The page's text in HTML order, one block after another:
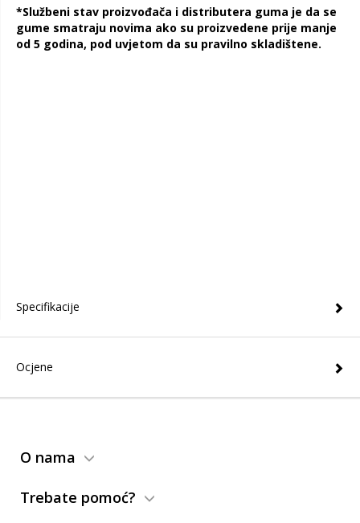
*Službeni stav proizvođača i distributera guma je da se
gume smatraju novima ako su proizvedene prije manje
od 5 godina, pod uvjetom da su pravilno skladištene.
Specifikacije
Ocjene
O nama
Trebate pomoć?